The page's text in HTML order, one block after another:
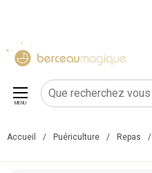
MENU
Accueil / Puériculture / Repas /